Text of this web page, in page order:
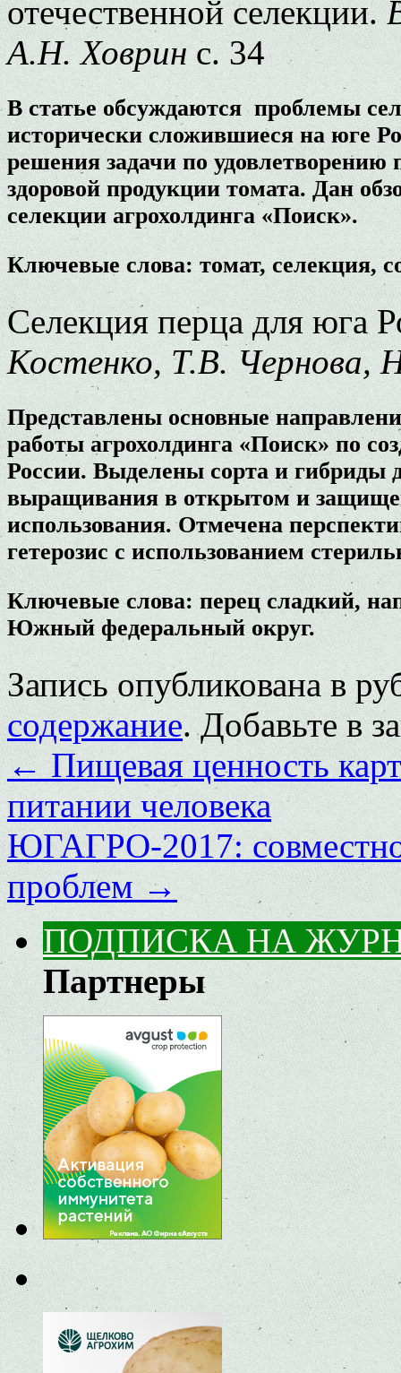
отечественной селекции.
А.Н. Ховринс. 34
В статье обсуждаются проблемы
исторически сложившиеся на юге
решения задачи по удовлетворению
здоровой продукции томата. Дан
селекции агрохолдинга «Поиск».
Ключевые слова: томат, селекция,
Селекция перца для юга
Костенко, Т.В. Чернова,
Представлены основные
работы агрохолдинга «Поиск» по
России. Выделены сорта и гибриды
выращивания в открытом и
использования. Отмечена
гетерозис с использованием
Ключевые слова: перец сладкий,
Южный федеральный округ.
Запись опубликована в
содержание. Добавьте в
←Пищевая ценность
питании человека
ЮГАГРО-2017:
проблем→
ПОДПИСКА НА
Партнеры